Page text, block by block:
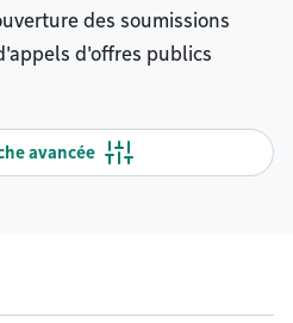
des soumissions
d'offres publics
avancée